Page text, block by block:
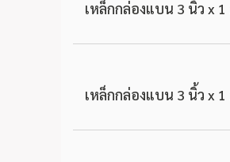
เหล็กกล่องแบน 3 นิ้ว x
เหล็กกล่องแบน 3 นิ้ว x